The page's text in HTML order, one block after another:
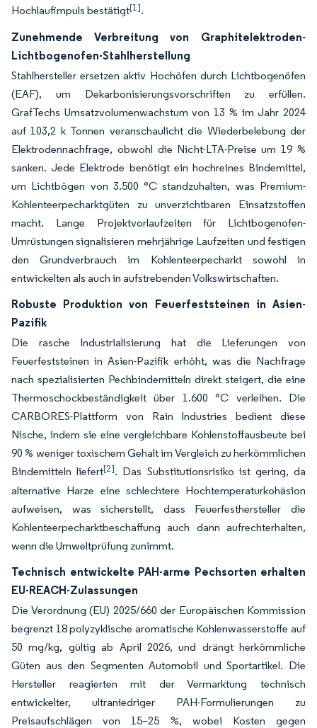
Hochlaufimpuls bestätigt[1].
Zunehmende Verbreitung von Graphitelektroden-
Lichtbogenofen-Stahlherstellung
Stahlhersteller ersetzen aktiv Hochöfen durch Lichtbogenöfen
(EAF), um Dekarbonisierungsvorschriften zu erfüllen.
GrafTechs Umsatzvolumenwachstum von 13 % im Jahr 2024
auf 103,2 k Tonnen veranschaulicht die Wiederbelebung der
Elektrodennachfrage, obwohl die Nicht-LTA-Preise um 19 %
sanken. Jede Elektrode benötigt ein hochreines Bindemittel,
um Lichtbögen von 3.500 °C standzuhalten, was Premium-
Kohlenteerpecharktgüten zu unverzichtbaren Einsatzstoffen
macht. Lange Projektvorlaufzeiten für Lichtbogenofen-
Umrüstungen signalisieren mehrjährige Laufzeiten und festigen
den Grundverbrauch im Kohlenteerpecharkt sowohl in
entwickelten als auch in aufstrebenden Volkswirtschaften.
Robuste Produktion von Feuerfeststeinen in Asien-
Pazifik
Die rasche Industrialisierung hat die Lieferungen von
Feuerfeststeinen in Asien-Pazifik erhöht, was die Nachfrage
nach spezialisierten Pechbindemitteln direkt steigert, die eine
Thermoschockbeständigkeit über 1.600 °C verleihen. Die
CARBORES-Plattform von Rain Industries bedient diese
Nische, indem sie eine vergleichbare Kohlenstoffausbeute bei
90 % weniger toxischem Gehalt im Vergleich zu herkömmlichen
Bindemitteln liefert[2]. Das Substitutionsrisiko ist gering, da
alternative Harze eine schlechtere Hochtemperaturkohäsion
aufweisen, was sicherstellt, dass Feuerfesthersteller die
Kohlenteerpecharktbeschaffung auch dann aufrechterhalten,
wenn die Umweltprüfung zunimmt.
Technisch entwickelte PAH-arme Pechsorten erhalten
EU-REACH-Zulassungen
Die Verordnung (EU) 2025/660 der Europäischen Kommission
begrenzt 18 polyzyklische aromatische Kohlenwasserstoffe auf
50 mg/kg, gültig ab April 2026, und drängt herkömmliche
Güten aus den Segmenten Automobil und Sportartikel. Die
Hersteller reagierten mit der Vermarktung technisch
entwickelter, ultraniedriger PAH-Formulierungen zu
Preisaufschlägen von 15–25 %, wobei Kosten gegen